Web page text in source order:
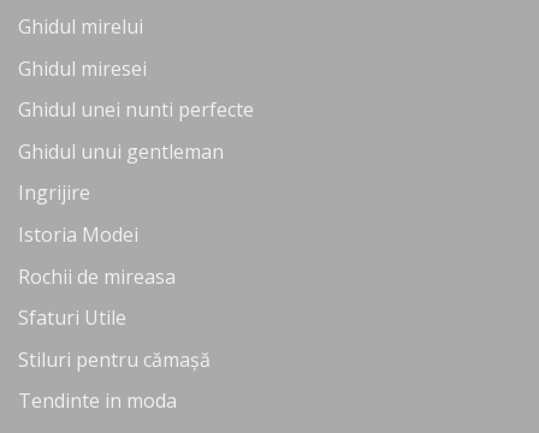
Ghidul mirelui
Ghidul miresei
Ghidul unei nunti perfecte
Ghidul unui gentleman
Ingrijire
Istoria Modei
Rochii de mireasa
Sfaturi Utile
Stiluri pentru cămașă
Tendinte in moda